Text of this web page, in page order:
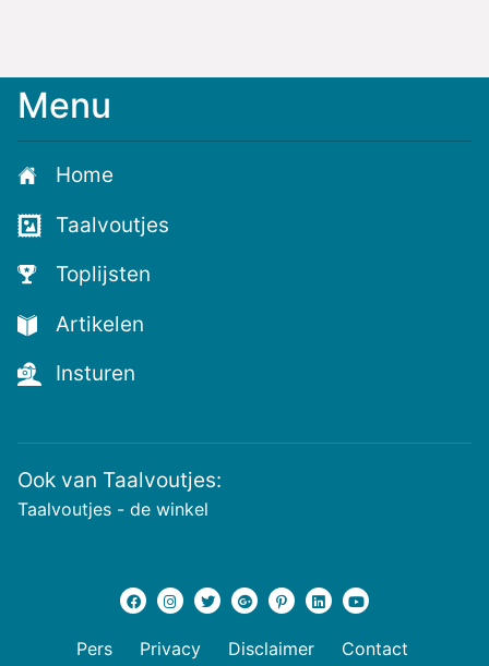
Menu
Home
Taalvoutjes
Toplijsten
Artikelen
Insturen
Ook van Taalvoutjes:
Taalvoutjes - de winkel
Pers Privacy Disclaimer
Contact